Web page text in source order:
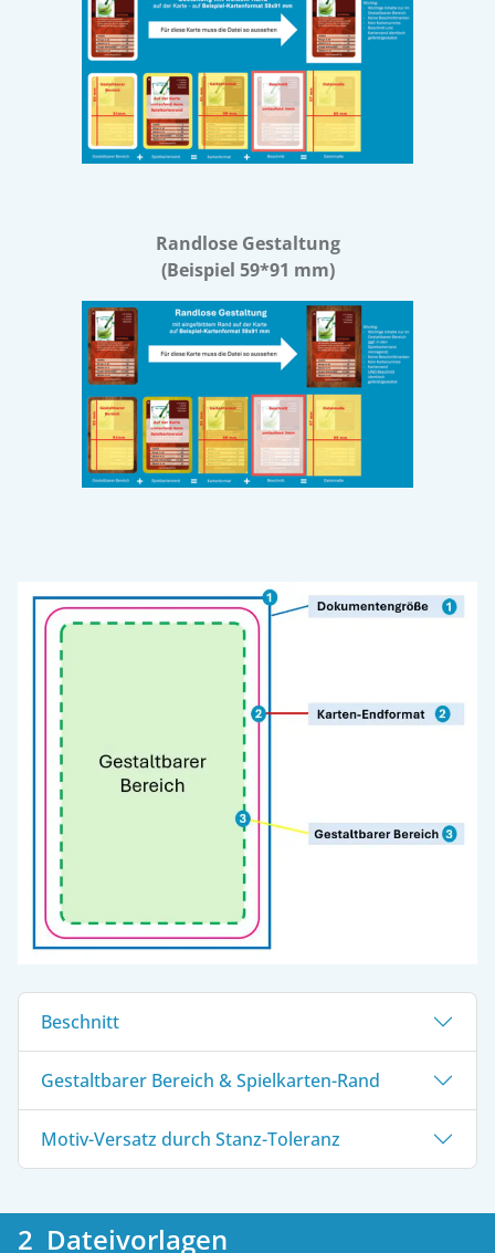
Randlose Gestaltung
(Beispiel 59*91 mm)
Beschnitt
Gestaltbarer Bereich & Spielkarten-Rand
Motiv-Versatz durch Stanz-Toleranz
2 Dateivorlagen